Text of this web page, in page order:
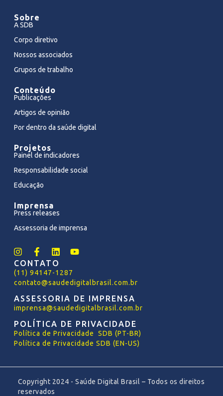
Sobre
A SDB
Corpo diretivo
Nossos associados
Grupos de trabalho
Conteúdo
Publicações
Artigos de opinião
Por dentro da saúde digital
Projetos
Painel de indicadores
Responsabilidade social
Educação
Imprensa
Press releases
Assessoria de imprensa
CONTATO
(11) 94147-1287
contato@saudedigitalbrasil.com.br
ASSESSORIA DE IMPRENSA
imprensa@saudedigitalbrasil.com.br
POLÍTICA DE PRIVACIDADE
Política de Privacidade SDB (PT-BR)
Política de Privacidade SDB (EN-US)
Copyright 2024 - Saúde Digital Brasil – Todos os direitos
reservados